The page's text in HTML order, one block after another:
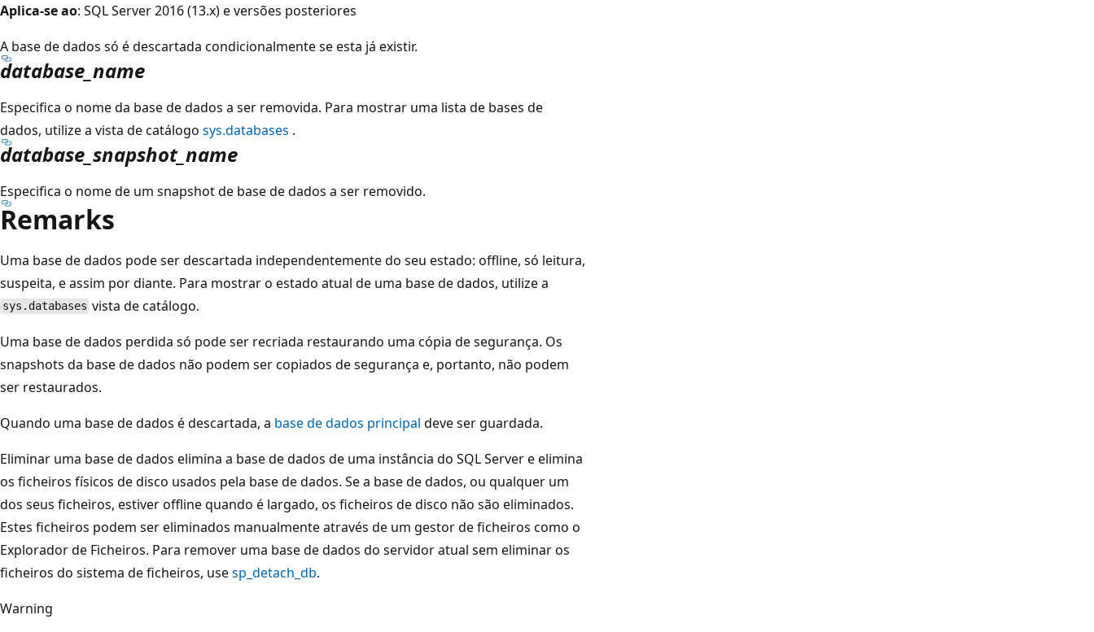
Aplica-se ao: SQL Server 2016 (13.x) e versões posteriores
A base de dados só é descartada condicionalmente se esta já existir.
database_name
Especifica o nome da base de dados a ser removida. Para mostrar uma lista de bases de
dados, utilize a vista de catálogo sys.databases .
database_snapshot_name
Especifica o nome de um snapshot de base de dados a ser removido.
Remarks
Uma base de dados pode ser descartada independentemente do seu estado: offline, só leitura,
suspeita, e assim por diante. Para mostrar o estado atual de uma base de dados, utilize a
sys.databases vista de catálogo.
Uma base de dados perdida só pode ser recriada restaurando uma cópia de segurança. Os
snapshots da base de dados não podem ser copiados de segurança e, portanto, não podem
ser restaurados.
Quando uma base de dados é descartada, a base de dados principal deve ser guardada.
Eliminar uma base de dados elimina a base de dados de uma instância do SQL Server e elimina
os ficheiros físicos de disco usados pela base de dados. Se a base de dados, ou qualquer um
dos seus ficheiros, estiver offline quando é largado, os ficheiros de disco não são eliminados.
Estes ficheiros podem ser eliminados manualmente através de um gestor de ficheiros como o
Explorador de Ficheiros. Para remover uma base de dados do servidor atual sem eliminar os
ficheiros do sistema de ficheiros, usesp_detach_db.
Warning